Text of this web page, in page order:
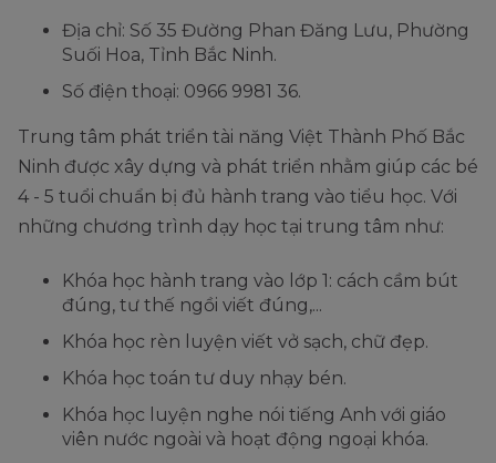
Địa chỉ: Số 35 Đường Phan Đăng Lưu, Phường
Suối Hoa, Tỉnh Bắc Ninh.
Số điện thoại: 0966 9981 36.
Trung tâm phát triển tài năng Việt Thành Phố Bắc
Ninh được xây dựng và phát triển nhằm giúp các bé
4 - 5 tuổi chuẩn bị đủ hành trang vào tiểu học. Với
những chương trình dạy học tại trung tâm như:
Khóa học hành trang vào lớp 1: cách cầm bút
đúng, tư thế ngồi viết đúng,...
Khóa học rèn luyện viết vở sạch, chữ đẹp.
Khóa học toán tư duy nhạy bén.
Khóa học luyện nghe nói tiếng Anh với giáo
viên nước ngoài và hoạt động ngoại khóa.